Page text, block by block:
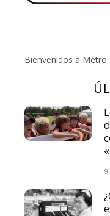
Bienvenidos a Metro
9